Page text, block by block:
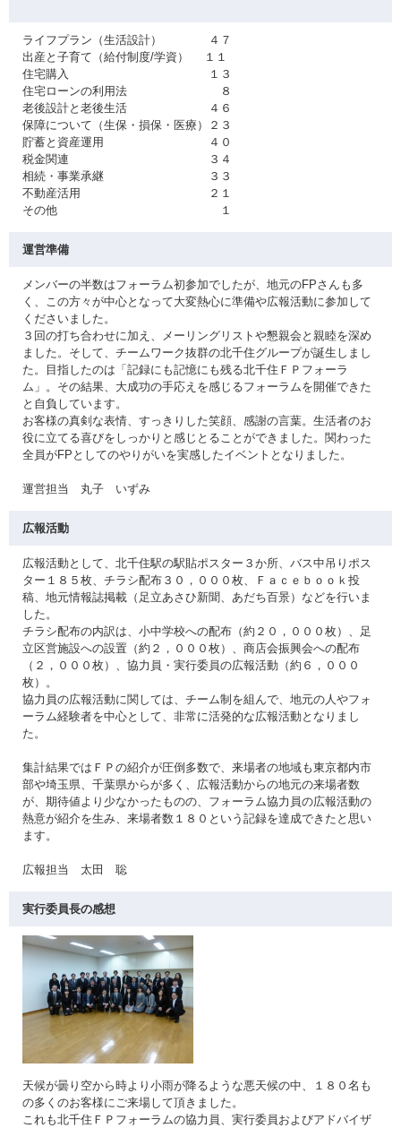
ライフプラン（生活設計） ４７
出産と子育て（給付制度/学資） １１
住宅購入 １３
住宅ローンの利用法 ８
老後設計と老後生活 ４６
保障について（生保・損保・医療）２３
貯蓄と資産運用 ４０
税金関連 ３４
相続・事業承継 ３３
不動産活用 ２１
その他 １
運営準備
メンバーの半数はフォーラム初参加でしたが、地元のFPさんも多
く、この方々が中心となって大変熱心に準備や広報活動に参加して
くださいました。
３回の打ち合わせに加え、メーリングリストや懇親会と親睦を深め
ました。そして、チームワーク抜群の北千住グループが誕生しまし
た。目指したのは「記録にも記憶にも残る北千住ＦＰフォーラ
ム」。その結果、大成功の手応えを感じるフォーラムを開催できた
と自負しています。
お客様の真剣な表情、すっきりした笑顔、感謝の言葉。生活者のお
役に立てる喜びをしっかりと感じとることができました。関わった
全員がFPとしてのやりがいを実感したイベントとなりました。
運営担当 丸子 いずみ
広報活動
広報活動として、北千住駅の駅貼ポスター３か所、バス中吊りポス
ター１８５枚、チラシ配布３０，０００枚、Ｆａｃｅｂｏｏｋ投
稿、地元情報誌掲載（足立あさひ新聞、あだち百景）などを行いま
した。
チラシ配布の内訳は、小中学校への配布（約２０，０００枚）、足
立区営施設への設置（約２，０００枚）、商店会振興会への配布
（２，０００枚）、協力員・実行委員の広報活動（約６，０００
枚）。
協力員の広報活動に関しては、チーム制を組んで、地元の人やフォ
ーラム経験者を中心として、非常に活発的な広報活動となりまし
た。
集計結果ではＦＰの紹介が圧倒多数で、来場者の地域も東京都内市
部や埼玉県、千葉県からが多く、広報活動からの地元の来場者数
が、期待値より少なかったものの、フォーラム協力員の広報活動の
熱意が紹介を生み、来場者数１８０という記録を達成できたと思い
ます。
広報担当 太田 聡
実行委員長の感想
天候が曇り空から時より小雨が降るような悪天候の中、１８０名も
の多くのお客様にご来場して頂きました。
これも北千住ＦＰフォーラムの協力員、実行委員およびアドバイザ